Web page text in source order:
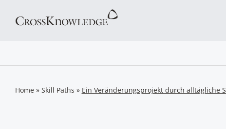
Home» Skill Paths » Ein Veränderungsprojekt durch alltägliche